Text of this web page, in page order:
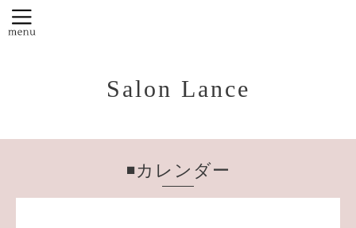
Salon Lance
◾️カレンダー